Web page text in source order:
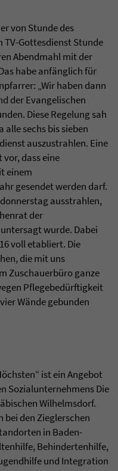
von Stunde des
TV-Gottesdienst Stunde
Abendmahl mit der
habe anfänglich für
„Wir haben dann
der Evangelischen
Diese Regelung sah
sechs bis sieben
auszustrahlen. Eine
vor, dass eine
einem
gesendet werden darf.
ausstrahlen,
der
wurde. Dabei
voll etabliert. Die
die mit uns
Zuschauerbüro ganze
Pflegebedürftigkeit
Wände gebunden
ist ein Angebot
Sozialunternehmens Die
Wilhelmsdorf.
bei den Zieglerschen
in Baden-
Behindertenhilfe,
und Integration